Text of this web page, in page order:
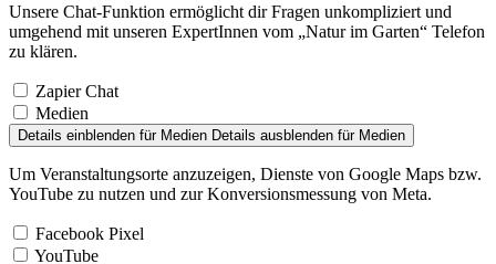
Unsere Chat-Funktion ermöglicht dir Fragen unkompliziert und
umgehend mit unseren ExpertInnen vom „Natur im Garten“ Telefon
zu klären.
Zapier Chat
Medien
Details einblenden für Medien Details ausblenden für Medien
Um Veranstaltungsorte anzuzeigen, Dienste von Google Maps bzw.
YouTube zu nutzen und zur Konversionsmessung von Meta.
Facebook Pixel
YouTube